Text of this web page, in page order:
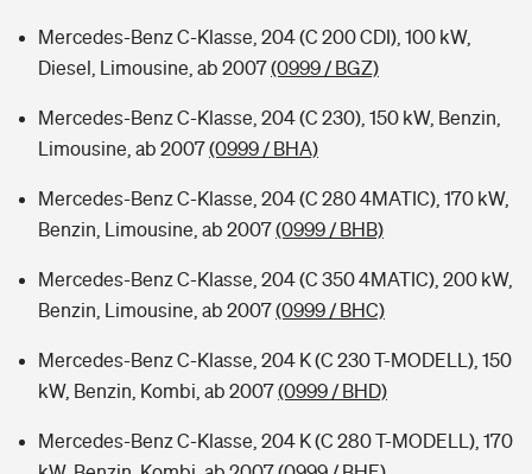
Mercedes-Benz C-Klasse, 204 (C 200 CDI), 100 kW,
Diesel, Limousine, ab 2007(0999 / BGZ)
Mercedes-Benz C-Klasse, 204 (C 230), 150 kW, Benzin,
Limousine, ab 2007(0999 / BHA)
Mercedes-Benz C-Klasse, 204 (C 280 4MATIC), 170 kW,
Benzin, Limousine, ab 2007(0999 / BHB)
Mercedes-Benz C-Klasse, 204 (C 350 4MATIC), 200 kW,
Benzin, Limousine, ab 2007(0999 / BHC)
Mercedes-Benz C-Klasse, 204 K (C 230 T-MODELL), 150
kW, Benzin, Kombi, ab 2007(0999 / BHD)
Mercedes-Benz C-Klasse, 204 K (C 280 T-MODELL), 170